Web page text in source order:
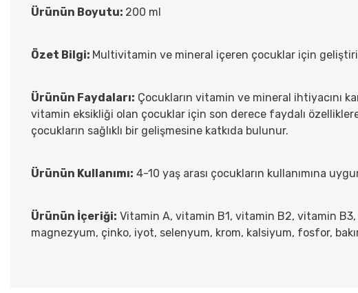
Ürünün Boyutu: 200 ml
Özet Bilgi: Multivitamin ve mineral içeren çocuklar için
Ürünün Faydaları: Çocukların vitamin ve mineral ihtiyacını
vitamin eksikliği olan çocuklar için son derece faydalı
çocukların sağlıklı bir gelişmesine katkıda bulunur.
Ürünün Kullanımı: 4-10 yaş arası çocukların kullanımına
Ürünün İçeriği: Vitamin A, vitamin B1, vitamin B2, vitamin
magnezyum, çinko, iyot, selenyum, krom, kalsiyum, fosfor,